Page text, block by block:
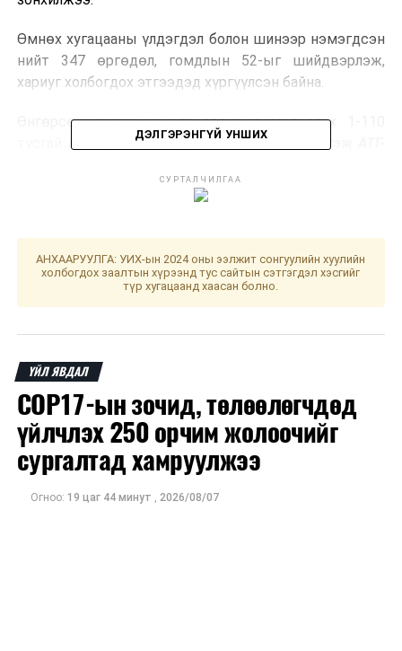
Өмнөх хугацааны үлдэгдэл болон шинээр нэмэгдсэн
нийт 347 өргөдөл, гомдлын 52-ыг шийдвэрлэж,
хариуг холбогдох этгээдэд хүргүүлсэн байна.
Өнгөрсөн долоо хоногт авлигыг мэдээлэх 1-110
тусгай дугаараар 100 дуудлага хүлээн авав
гэж АТГ-
Н.Учрал: Энэ онд нийслэлийн 80 байршилд ногоон
өртөө байгуулна
Гаалийн байгууллагад бараагаа мэдүүлээгүй 413
ДЭЛГЭРЭНГҮЙ УНШИХ
СУРТАЛЧИЛГАА
АНХААРУУЛГА: УИХ-ын 2024 оны ээлжит сонгуулийн хуулийн
холбогдох заалтын хүрээнд тус сайтын сэтгэгдэл хэсгийг
түр хугацаанд хаасан болно.
ҮЙЛ ЯВДАЛ
COP17-ын зочид, төлөөлөгчдөд
үйлчлэх 250 орчим жолоочийг
сургалтад хамруулжээ
Огноо: 19 цаг 44 минут , 2026/08/07